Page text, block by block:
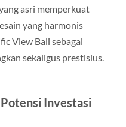
asri memperkuat
yang harmonis
View Bali sebagai
sekaligus prestisius.
Investasi